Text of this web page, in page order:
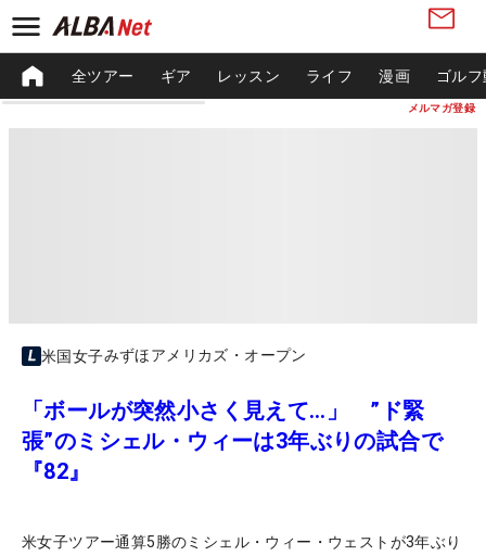
メルマガ登録
全ツアー ギア レッスン ライフ 漫画 ゴル
米国女子みずほアメリカズ・オープン
「ボールが突然小さく見えて…」 ”ド緊
張”のミシェル・ウィーは3年ぶりの試合で
『82』
米女子ツアー通算5勝のミシェル・ウィー・ウェストが3年ぶり